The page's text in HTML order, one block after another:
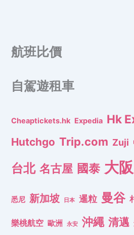
航班比價
自駕遊租車
Cheaptickets.hk Expedia Hk
Hutchgo Trip.com Zuji
台北 名古屋 國泰 大阪
悉尼 新加坡 日本 暹粒 曼谷
樂桃航空 歐洲 永安 沖繩 清邁